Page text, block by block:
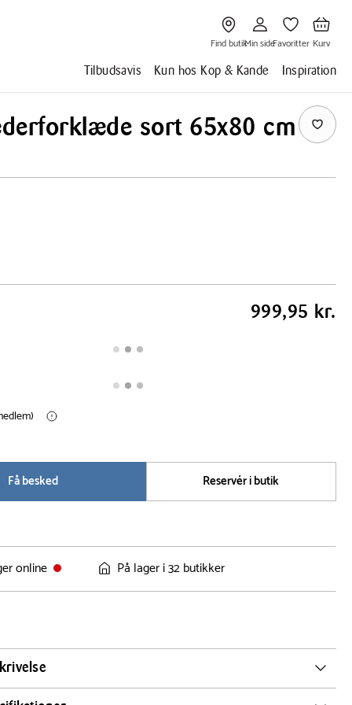
Gå
til
Find
butik
Find butik
til
Min
side
Min side
til
Favoritter
Favoritter
til
Kurv
Kurv
Tilbudsavis Kun hos Kop & Kande Inspiration
sort 65x80 cm
999,95 kr.
Få besked Reservér i butik
online På lager i 32 butikker